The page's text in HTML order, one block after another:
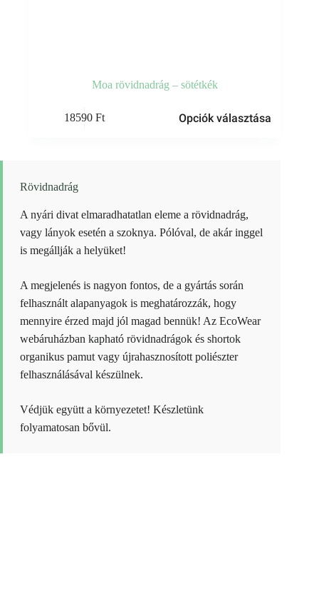
Moa rövidnadrág – sötétkék
18590Ft Opciók választása
A
termékoldalon
választhatók
ki
Rövidnadrág
A nyári divat elmaradhatatlan eleme a rövidnadrág,
vagy lányok esetén a szoknya. Pólóval, de akár inggel
is megállják a helyüket!
A megjelenés is nagyon fontos, de a gyártás során
felhasznált alapanyagok is meghatározzák, hogy
mennyire érzed majd jól magad bennük! Az EcoWear
webáruházban kapható rövidnadrágok és shortok
organikus pamut vagy újrahasznosított poliészter
felhasználásával készülnek.
Védjük együtt a környezetet! Készletünk
folyamatosan bővül.